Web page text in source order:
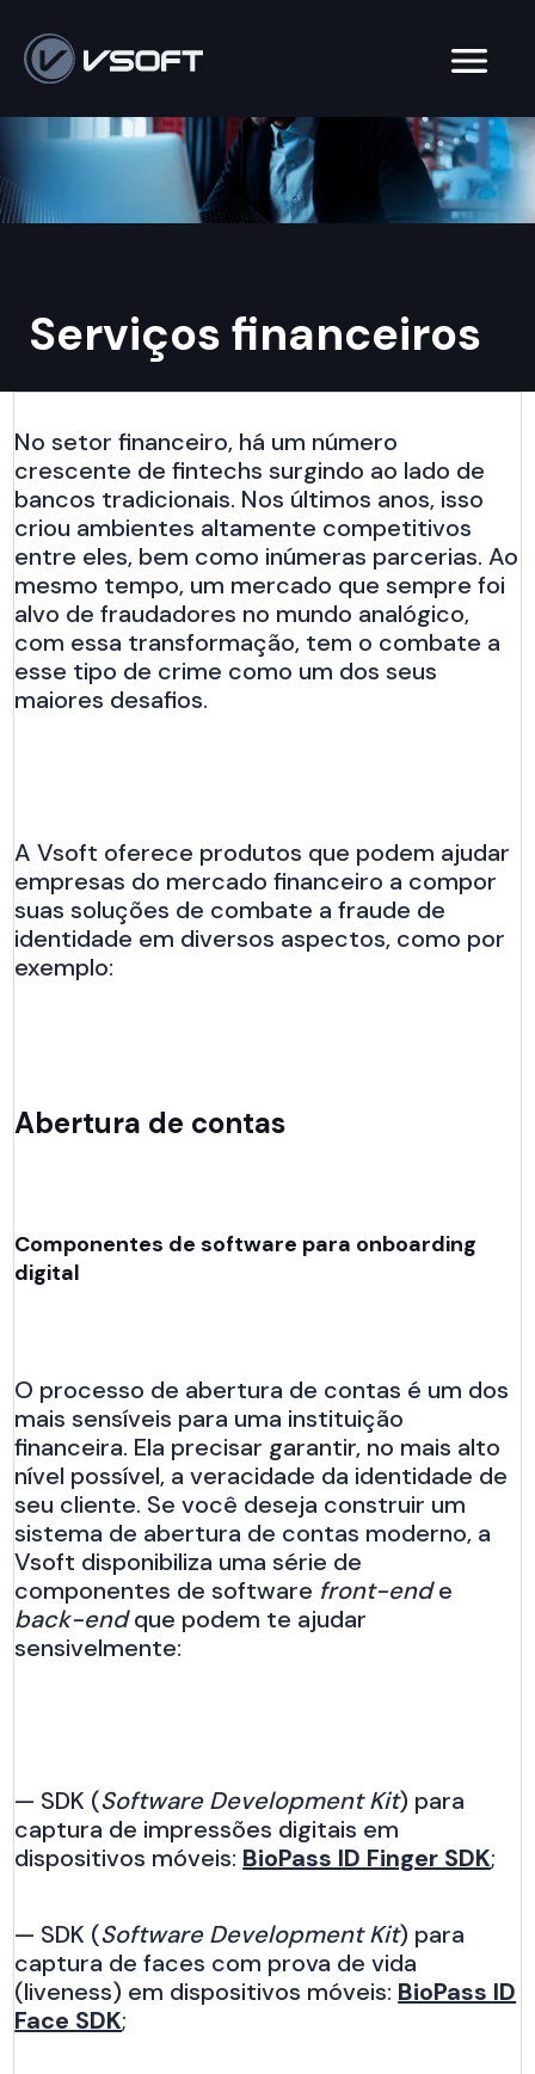
Serviços financeiros
No setor financeiro, há um número
crescente de fintechs surgindo ao lado de
bancos tradicionais. Nos últimos anos, isso
criou ambientes altamente competitivos
entre eles, bem como inúmeras parcerias. Ao
mesmo tempo, um mercado que sempre foi
alvo de fraudadores no mundo analógico,
com essa transformação, tem o combate a
esse tipo de crime como um dos seus
maiores desafios.
A Vsoft oferece produtos que podem ajudar
empresas do mercado financeiro a compor
suas soluções de combate a fraude de
identidade em diversos aspectos, como por
exemplo:
Abertura de contas
Componentes de software para onboarding
digital
O processo de abertura de contas é um dos
mais sensíveis para uma instituição
financeira. Ela precisar garantir, no mais alto
nível possível, a veracidade da identidade de
seu cliente. Se você deseja construir um
sistema de abertura de contas moderno, a
Vsoft disponibiliza uma série de
componentes de software front-ende
back-endque podem te ajudar
sensivelmente:
— SDK (Software Development Kit) para
captura de impressões digitais em
dispositivos móveis: BioPass ID Finger SDK;
— SDK (Software Development Kit) para
captura de faces com prova de vida
(liveness) em dispositivos móveis: BioPass ID
Face SDK;